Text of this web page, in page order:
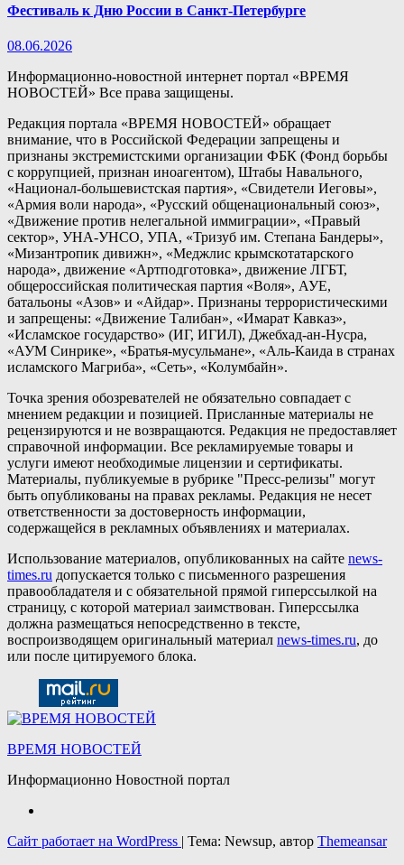
Фестиваль к Дню России в Санкт-Петербурге
08.06.2026
Информационно-новостной интернет портал «ВРЕМЯ
НОВОСТЕЙ» Все права защищены.
Редакция портала «ВРЕМЯ НОВОСТЕЙ» обращает
внимание, что в Российской Федерации запрещены и
признаны экстремистскими организации ФБК (Фонд борьбы
с коррупцией, признан иноагентом), Штабы Навального,
«Национал-большевистская партия», «Свидетели Иеговы»,
«Армия воли народа», «Русский общенациональный союз»,
«Движение против нелегальной иммиграции», «Правый
сектор», УНА-УНСО, УПА, «Тризуб им. Степана Бандеры»,
«Мизантропик дивижн», «Меджлис крымскотатарского
народа», движение «Артподготовка», движение ЛГБТ,
общероссийская политическая партия «Воля», АУЕ,
батальоны «Азов» и «Айдар». Признаны террористическими
и запрещены: «Движение Талибан», «Имарат Кавказ»,
«Исламское государство» (ИГ, ИГИЛ), Джебхад-ан-Нусра,
«АУМ Синрике», «Братья-мусульмане», «Аль-Каида в странах
исламского Магриба», «Сеть», «Колумбайн».
Точка зрения обозревателей не обязательно совпадает с
мнением редакции и позицией. Присланные материалы не
рецензируются и не возвращаются. Редакция не предоставляет
справочной информации. Все рекламируемые товары и
услуги имеют необходимые лицензии и сертификаты.
Материалы, публикуемые в рубрике "Пресс-релизы" могут
быть опубликованы на правах рекламы. Редакция не несет
ответственности за достоверность информации,
содержащейся в рекламных объявлениях и материалах.
Использование материалов, опубликованных на сайте news-
times.ru допускается только с письменного разрешения
правообладателя и с обязательной прямой гиперссылкой на
страницу, с которой материал заимствован. Гиперссылка
должна размещаться непосредственно в тексте,
воспроизводящем оригинальный материал news-times.ru, до
или после цитируемого блока.
ВРЕМЯ НОВОСТЕЙ
Информационно Новостной портал
Сайт работает на WordPress | Тема: Newsup, автор Themeansar